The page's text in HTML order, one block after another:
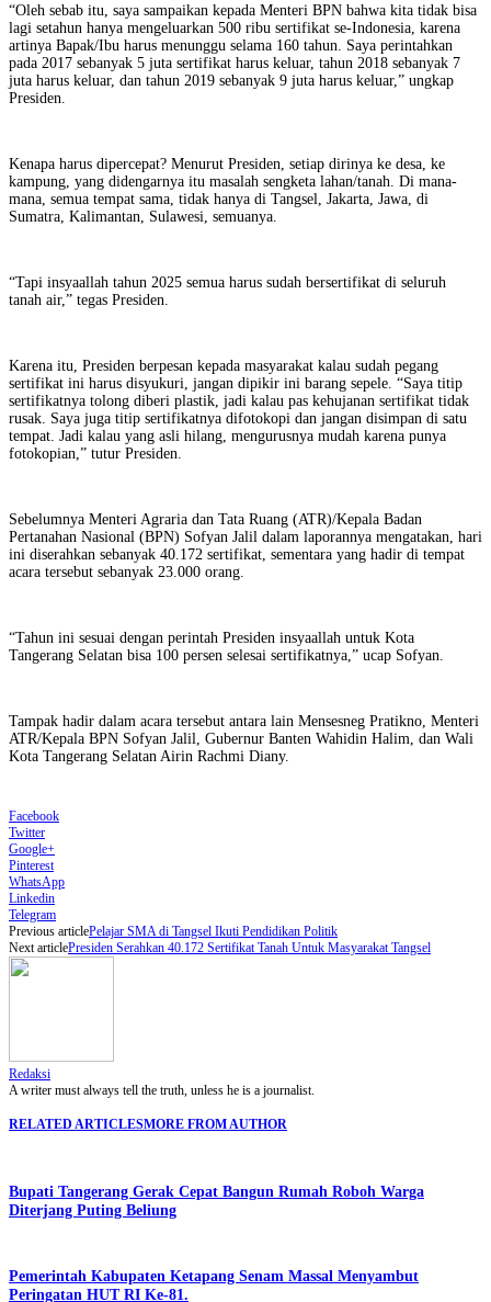
“Oleh sebab itu, saya sampaikan kepada Menteri BPN bahwa kita tidak bisa
lagi setahun hanya mengeluarkan 500 ribu sertifikat se-Indonesia, karena
artinya Bapak/Ibu harus menunggu selama 160 tahun. Saya perintahkan
pada 2017 sebanyak 5 juta sertifikat harus keluar, tahun 2018 sebanyak 7
juta harus keluar, dan tahun 2019 sebanyak 9 juta harus keluar,” ungkap
Presiden.
Kenapa harus dipercepat? Menurut Presiden, setiap dirinya ke desa, ke
kampung, yang didengarnya itu masalah sengketa lahan/tanah. Di mana-
mana, semua tempat sama, tidak hanya di Tangsel, Jakarta, Jawa, di
Sumatra, Kalimantan, Sulawesi, semuanya.
“Tapi insyaallah tahun 2025 semua harus sudah bersertifikat di seluruh
tanah air,” tegas Presiden.
Karena itu, Presiden berpesan kepada masyarakat kalau sudah pegang
sertifikat ini harus disyukuri, jangan dipikir ini barang sepele. “Saya titip
sertifikatnya tolong diberi plastik, jadi kalau pas kehujanan sertifikat tidak
rusak. Saya juga titip sertifikatnya difotokopi dan jangan disimpan di satu
tempat. Jadi kalau yang asli hilang, mengurusnya mudah karena punya
fotokopian,” tutur Presiden.
Sebelumnya Menteri Agraria dan Tata Ruang (ATR)/Kepala Badan
Pertanahan Nasional (BPN) Sofyan Jalil dalam laporannya mengatakan, hari
ini diserahkan sebanyak 40.172 sertifikat, sementara yang hadir di tempat
acara tersebut sebanyak 23.000 orang.
“Tahun ini sesuai dengan perintah Presiden insyaallah untuk Kota
Tangerang Selatan bisa 100 persen selesai sertifikatnya,” ucap Sofyan.
Tampak hadir dalam acara tersebut antara lain Mensesneg Pratikno, Menteri
ATR/Kepala BPN Sofyan Jalil, Gubernur Banten Wahidin Halim, dan Wali
Kota Tangerang Selatan Airin Rachmi Diany.
Facebook
Twitter
Google+
Pinterest
WhatsApp
Linkedin
Telegram
Previous articlePelajar SMA di Tangsel Ikuti Pendidikan Politik
Next articlePresiden Serahkan 40.172 Sertifikat Tanah Untuk Masyarakat Tangsel
Redaksi
A writer must always tell the truth, unless he is a journalist.
RELATED ARTICLESMORE FROM AUTHOR
Bupati Tangerang Gerak Cepat Bangun Rumah Roboh Warga
Diterjang Puting Beliung
Pemerintah Kabupaten Ketapang Senam Massal Menyambut
Peringatan HUT RI Ke-81.